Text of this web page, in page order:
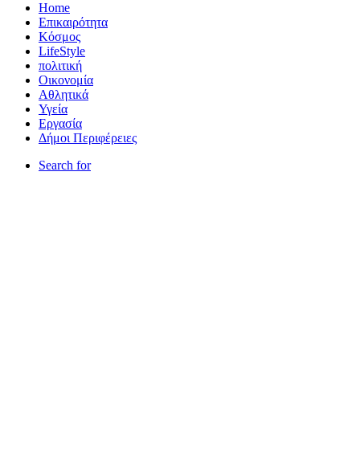
Home
Επικαιρότητα
Κόσμος
LifeStyle
πολιτική
Οικονομία
Αθλητικά
Υγεία
Εργασία
Δήμοι Περιφέρειες
Search for